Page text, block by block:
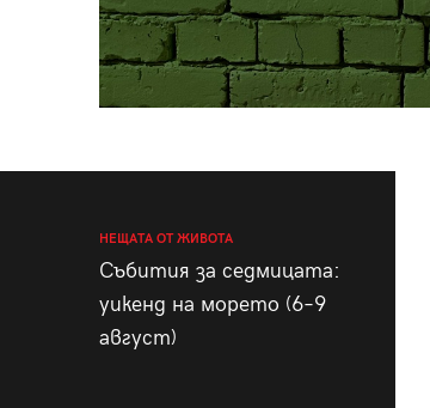
НЕЩАТА ОТ ЖИВОТА
Събития за седмицата:
уикенд на морето (6–9
август)